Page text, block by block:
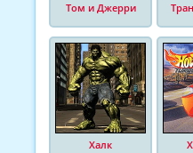
Том и Джерри
Халк